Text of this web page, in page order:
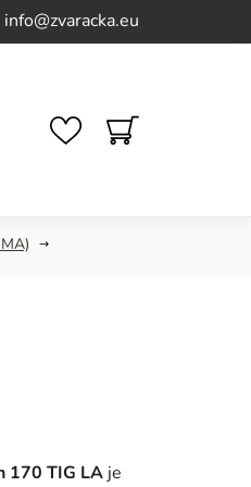
info@zvaracka.eu
NÁKUPNÝ
KOŠÍK
170 TIG LA je